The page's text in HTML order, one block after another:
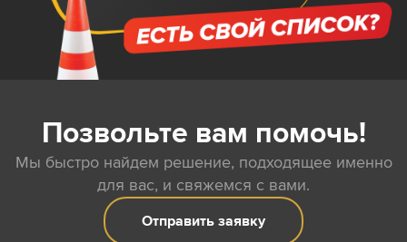
Позвольте вам помочь!
Мы быстро найдем решение, подходящее именно
для вас, и свяжемся с вами.
Отправить заявку